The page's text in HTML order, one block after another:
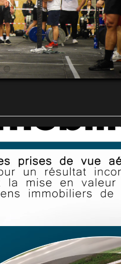
89
Item 10